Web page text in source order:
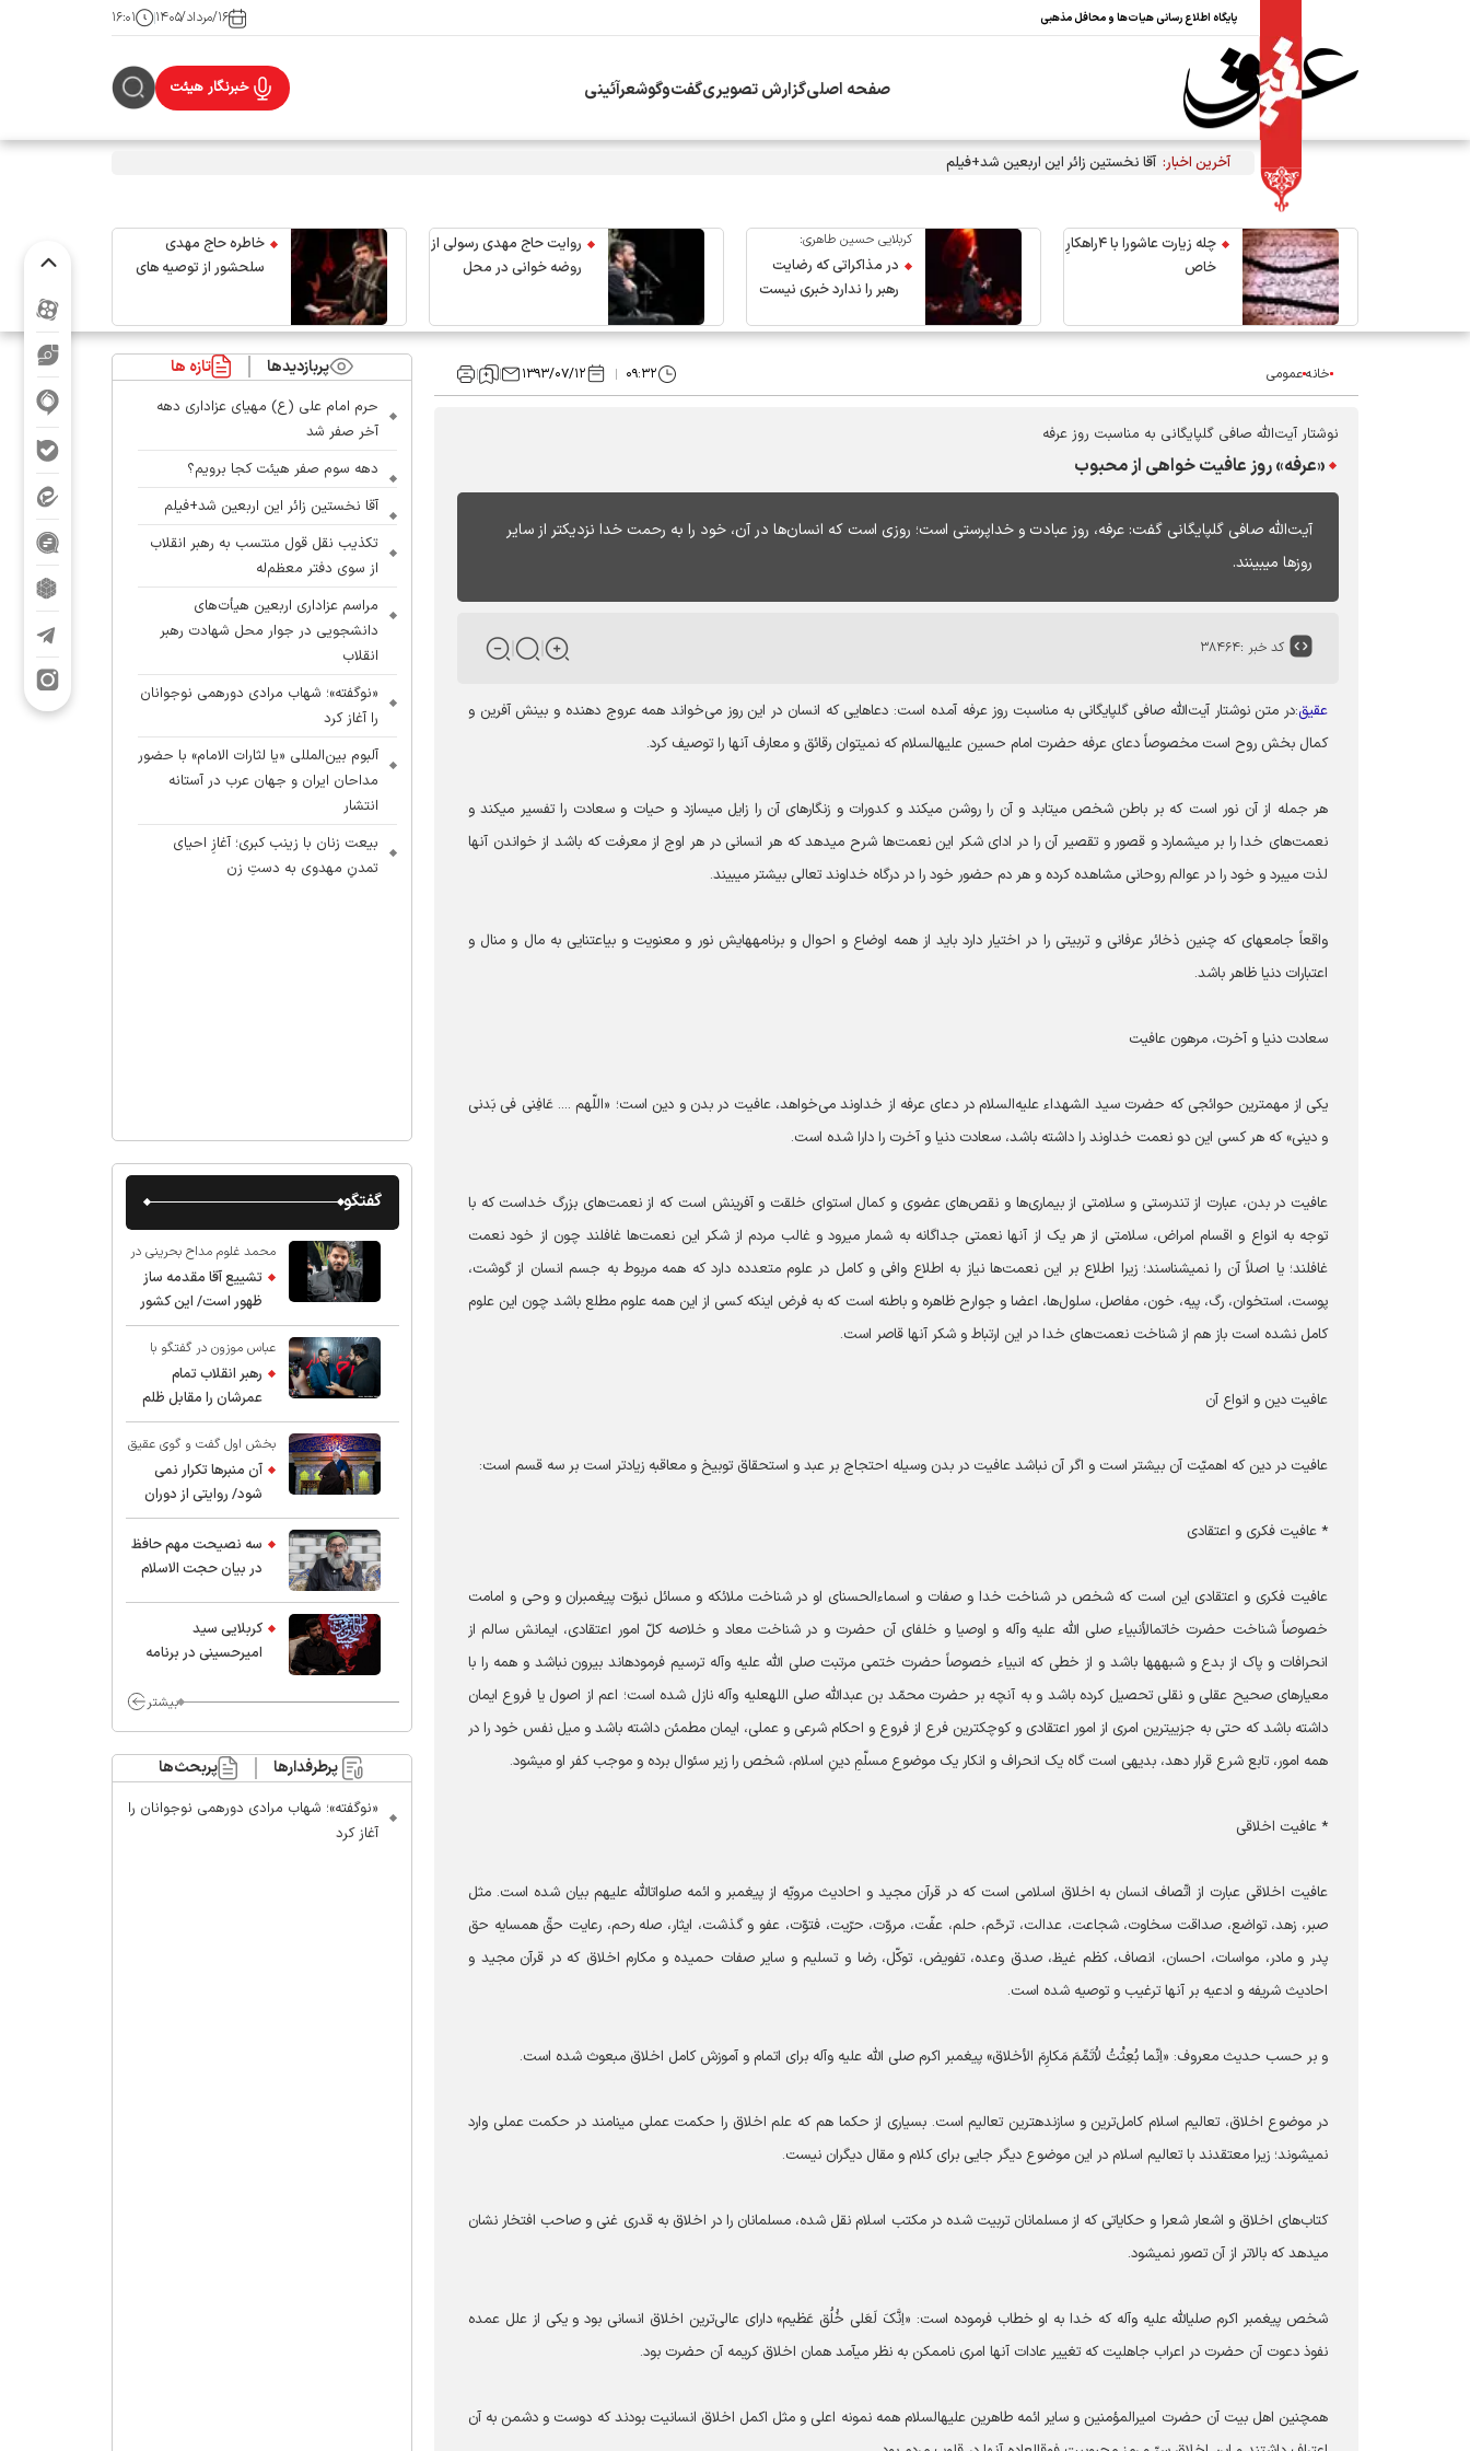
پایگاه اطلاع رسانی هیات‌ها و محافل مذهبی ۱۶/مرداد/۱۴۰۵ ۱۶:۰۱
صفحه اصلیگزارش تصویریگفت‌وگوشعرآئینی خبرنگار هیئت
آخرین اخبار: آقا نخستین زائر این اربعین شد+فیلم
چله زیارت عاشورا با ۴راهکارِ
خاص
کربلایی حسین طاهری:
در مذاکراتی که رضایت
رهبر را ندارد خبری نیست
روایت حاج مهدی رسولی از
روضه خوانی در محل
خاطره حاج مهدی
سلحشور از توصیه های
خانهعمومی ۰۹:۳۲ ۱۳۹۳/۰۷/۱۲
نوشتار آیت‌الله صافی گلپایگانی به مناسبت روز عرفه
«عرفه» روز عافیت خواهی از محبوب
آیت‌الله صافی گلپایگانی گفت: عرفه، روز عبادت و خداپرستی است؛ روزی است که انسان‌ها در آن، خود را به رحمت خدا نزدیکتر از سایر
روزها می‎بینند.
کد خبر :۳۸۴۶۴
عقیق:در متن نوشتار آیت‌الله صافی گلپایگانی به مناسبت روز عرفه آمده است: دعا‌هایی که انسان در این روز می‌خواند همه عروج دهنده و بینش آفرین و
کمال بخش روح است مخصوصاً دعای عرفه حضرت امام حسین علیه‎السلام که نمی‎توان رقائق و معارف آنها را توصیف کرد.
هر جمله از آن نور است که بر باطن شخص می‎تابد و آن را روشن می‎کند و کدورات و زنگارهای آن را زایل می‎سازد و حیات و سعادت را تفسیر می‎کند و
نعمت‌های خدا را بر می‎شمارد و قصور و تقصیر آن را در ادای شکر این نعمت‌ها شرح می‎دهد که هر انسانی در هر اوج از معرفت که باشد از خواندن آنها
لذت می‎برد و خود را در عوالم روحانی مشاهده کرده و هر دم حضور خود را در درگاه خداوند تعالی بیشتر می‎بیند.
واقعاً جامعه‎ای که چنین ذخائر عرفانی و تربیتی را در اختیار دارد باید از همه اوضاع و احوال و برنامه‎هایش نور و معنویت و بی‎اعتنایی به مال و منال و
اعتبارات دنیا ظاهر باشد.
سعادت دنیا و آخرت، مرهون عافیت
یکی از مهمترین حوائجی که حضرت سید الشهداء علیه‌السلام در دعای عرفه از خداوند می‌خواهد، عافیت در بدن و دین است؛ «اللّهم .... عَافِنی فی بَدنی
و دینی» که هر کسی این دو نعمت خداوند را داشته باشد، سعادت دنیا و آخرت را دارا شده است.
عافیت در بدن، عبارت از تندرستی و سلامتی از بیماری‌ها و نقص‌های عضوی و کمال استوای خلقت و آفرینش است که از نعمت‌های بزرگ خداست که با
توجه به انواع و اقسام امراض، سلامتی از هر یک از آنها نعمتی جداگانه به شمار می‎رود و غالب مردم از شکر این نعمت‌ها غافلند چون از خود نعمت
غافلند؛ یا اصلاً آن را نمی‎شناسند؛ زیرا اطلاع بر این نعمت‌ها نیاز به اطلاع وافی و کامل در علوم متعدده دارد که همه مربوط به جسم انسان از گوشت،
پوست، استخوان، رگ، پیه، خون، مفاصل، سلول‌ها، اعضا و جوارح ظاهره و باطنه است که به فرض اینکه کسی از این همه علوم مطلع باشد چون این علوم
کامل نشده است باز هم از شناخت نعمت‌های خدا در این ارتباط و شکر آنها قاصر است.
عافیت دین و انواع آن
عافیت در دین که اهمیّت آن بیشتر است و اگر آن نباشد عافیت در بدن وسیله احتجاج بر عبد و استحقاق توبیخ و معاقبه زیادتر است بر سه قسم است:
* عافیت فکری و اعتقادی
عافیت فکری و اعتقادی این است که شخص در شناخت خدا و صفات و اسماءالحسنای او در شناخت ملائکه و مسائل نبوّت پیغمبران و وحی و امامت
خصوصاً شناخت حضرت خاتم‎الأنبیاء ‎صلی الله علیه وآله و اوصیا و خلفای آن حضرت و در شناخت معاد و خلاصه کلّ امور اعتقادی، ایمانش سالم از
انحرافات و پاک از بدع و شبهه‎ها باشد و از خطی که انبیاء خصوصاً حضرت ختمی مرتبت صلی الله علیه وآله ترسیم فرموده‎اند بیرون نباشد و همه را با
معیارهای صحیح عقلی و نقلی تحصیل کرده باشد و به آنچه بر حضرت محمّد بن عبدالله ‎صلی الله‎علیه وآله نازل شده است؛ اعم از اصول یا فروع ایمان
داشته باشد که حتی به جزیی‎ترین امری از امور اعتقادی و کوچکترین فرع از فروع و احکام شرعی و عملی، ایمان مطمئن داشته باشد و میل نفس خود را در
همه امور، تابع شرع قرار دهد، بدیهی است گاه یک انحراف و انکار یک موضوع مسلّمِ دینِ اسلام، شخص را زیر سئوال برده و موجب کفر او می‎شود.
* عافیت اخلاقی
عافیت اخلاقی عبارت از اتّصاف انسان به اخلاق اسلامی است که در قرآن مجید و احادیث مرویّه از پیغمبر و ائمه ‎صلوات‎الله علیهم بیان شده است. مثل
صبر، زهد، تواضع، صداقت سخاوت، شجاعت، عدالت، ترحّم، حلم، عفّت، مروّت، حرّیت، فتوّت، عفو و گذشت، ایثار، صله رحم، رعایت حقّ همسایه حق
پدر و مادر، مواسات، احسان، انصاف، کظم غیظ، صدق وعده، تفویض، توکّل، رضا و تسلیم و سایر صفات حمیده و مکارم اخلاق که در قرآن مجید و
احادیث شریفه و ادعیه بر آنها ترغیب و توصیه شده است.
و بر حسب حدیث معروف: «اِنّما بُعِثْتُ لاُتَمِّمَ مَکارِمَ الأخلاق» پیغمبر اکرم ‎صلی الله علیه وآله برای اتمام و آموزش کامل اخلاق مبعوث شده است.
در موضوع اخلاق، تعالیم اسلام کامل‌ترین و سازنده‎ترین تعالیم است. بسیاری از حکما هم که علم اخلاق را حکمت عملی می‎نامند در حکمت عملی وارد
نمی‎شوند؛ زیرا معتقدند با تعالیم اسلام در این موضوع دیگر جایی برای کلام و مقال دیگران نیست.
کتاب‌های اخلاق و اشعار شعرا و حکایاتی که از مسلمانان تربیت شده در مکتب اسلام نقل شده، مسلمانان را در اخلاق به قدری غنی و صاحب افتخار نشان
می‎دهد که بالاتر از آن تصور نمی‎شود.
شخص پیغمبر اکرم ‎صلی‎الله علیه وآله که خدا به او خطاب فرموده است: «اِنَّکَ لَعَلی خُلُق عَظیم» دارای عالی‌ترین اخلاق انسانی بود و یکی از علل عمده
نفوذ دعوت آن حضرت در اعراب جاهلیت که تغییر عادات آنها امری ناممکن به نظر می‎آمد همان اخلاق کریمه آن حضرت بود.
همچنین اهل بیت آن حضرت امیرالمؤمنین و سایر ائمه طاهرین ‎علیه‎السلام همه نمونه اعلی و مثل اکمل اخلاق انسانیت بودند که دوست و دشمن به آن
پربازدیدها تازه ها
حرم امام علی (ع) مهیای عزاداری دهه
آخر صفر شد
دهه سوم صفر هیئت کجا برویم؟
آقا نخستین زائر این اربعین شد+فیلم
تکذیب نقل قول منتسب به رهبر انقلاب
از سوی دفتر معظم‌له
مراسم عزاداری اربعین هیأت‌های
دانشجویی در جوار محل شهادت رهبر
انقلاب
«نوگفته»؛ شهاب مرادی دورهمی نوجوانان
را آغاز کرد
آلبوم بین‌المللی «یا لثارات الامام» با حضور
مداحان ایران و جهان عرب در آستانه
انتشار
بیعت زنان با زینب کبری؛ آغازِ احیای
تمدنِ مهدوی به دستِ زن
گفتگو
محمد غلوم مداح بحرینی در
گفت و گو با عقیق:
تشییع آقا مقدمه ساز
ظهور است/ این کشور
صاحب دارد
عباس موزون در گفتگو با
عقیق:رهبر انقلاب تمام
عمرشان را مقابل ظلم
ایستادند پس نباید از
شهادت ایشان شگفت
زده شد
بخش اول گفت و گوی عقیق
با استاد حسین انصاریان:
آن منبرها تکرار نمی
شود/ روایتی از دوران
کودکی و نوجوانی این
واعظ بزرگ و نویسنده و
پژوهشگر جهان اسلام
سه نصیحت مهم حافظ
در بیان حجت الاسلام
کربلایی سید
امیر‌حسینی در برنامه
محسن چاوشی چه
مراقب ماست/ مردم
دهن تفرقه افکنان بزنند
بیشتر
پرطرفدارها پربحث‌ها
«نوگفته»؛ شهاب مرادی دورهمی نوجوانان را
آغاز کرد